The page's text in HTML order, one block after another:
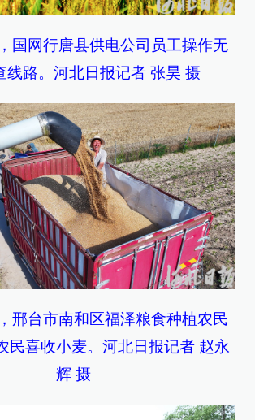
国网行唐县供电公司员工操作无
线路。河北日报记者 张昊 摄
邢台市南和区福泽粮食种植农民
民喜收小麦。河北日报记者 赵永
辉 摄